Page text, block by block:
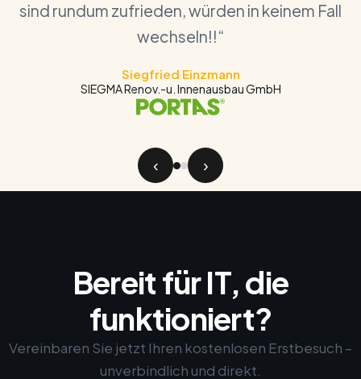
sind rundum zufrieden, würden in keinem Fall
wechseln!!“
Siegfried Einzmann
SIEGMA Renov.-u. Innenausbau GmbH
‹ ›
Bereit für IT, die
funktioniert?
Vereinbaren Sie jetzt Ihren kostenlosen Erstbesuch –
unverbindlich und direkt.